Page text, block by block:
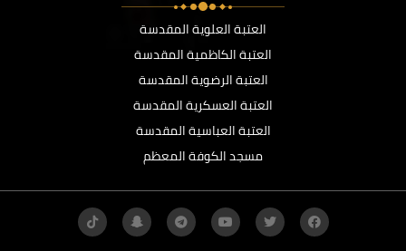
العتبة العلوية المقدسة
العتبة الكاظمية المقدسة
العتبة الرضوية المقدسة
العتبة العسكرية المقدسة
العتبة العباسية المقدسة
مسجد الكوفة المعظم